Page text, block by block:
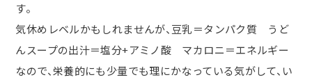
す。
気休めレベルかもしれませんが、豆乳＝タンパク質 うど
んスープの出汁＝塩分+アミノ酸 マカロニ＝エネルギー
なので、栄養的にも少量でも理にかなっている気がして、い